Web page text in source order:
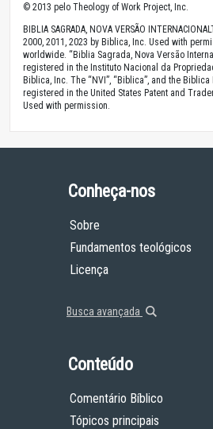
© 2013 pelo Theology of Work Project, Inc.
BIBLIA SAGRADA, NOVA VERSÃO
2000, 2011, 2023 by Biblica, Inc. Used with
worldwide. “Biblia Sagrada, Nova Versão
registered in the Instituto Nacional da
Biblica, Inc. The “NVI”, “Biblica”, and the
registered in the United States Patent and
Used with permission.
Conheça-nos
Sobre
Fundamentos teológicos
Licença
Busca avançada
Conteúdo
Comentário Bíblico
Tópicos principais